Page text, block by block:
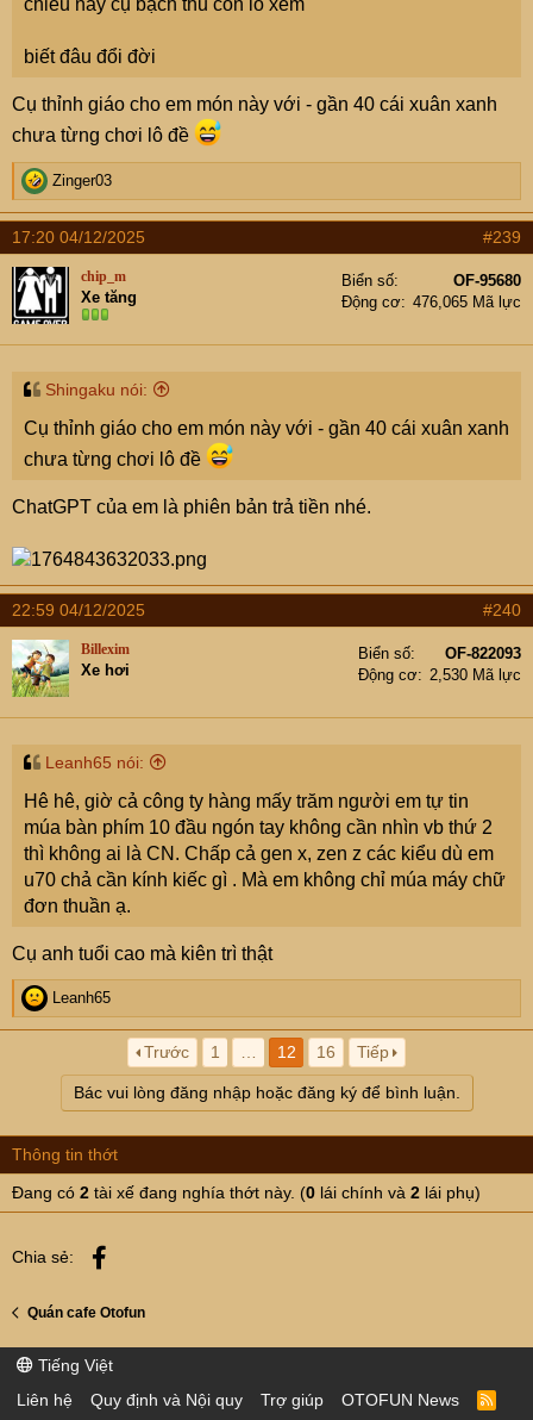
chiều nay cụ bạch thủ con lô xem
biết đâu đổi đời
Cụ thỉnh giáo cho em món này với - gần 40 cái xuân xanh
chưa từng chơi lô đề
R
e
a
c
t
i
n
s
Zinger03
17:20 04/12/2025 #239
chip_m
Xe tăng
Biển số
OF-95680
Động cơ
476,065 Mã lực
Shingaku nói:
Cụ thỉnh giáo cho em món này với - gần 40 cái xuân xanh
chưa từng chơi lô đề
ChatGPT của em là phiên bản trả tiền nhé.
22:59 04/12/2025 #240
Billexim
Xe hơi
Biển số
OF-822093
Động cơ
2,530 Mã lực
Leanh65 nói:
Hê hê, giờ cả công ty hàng mấy trăm người em tự tin
múa bàn phím 10 đầu ngón tay không cần nhìn vb thứ 2
thì không ai là CN. Chấp cả gen x, zen z các kiểu dù em
u70 chả cần kính kiếc gì . Mà em không chỉ múa máy chữ
đơn thuần ạ.
Cụ anh tuổi cao mà kiên trì thật
R
e
s
Leanh65
Trước 1 … 12 16 Tiếp
Bác vui lòng đăng nhập hoặc đăng ký để bình luận.
Thông tin thớt
Đang có 2 tài xế đang nghía thớt này. (0 lái chính và 2 lái phụ)
Chia sẻ:
Quán cafe Otofun
Tiếng Việt
Liên hệ
Quy định và Nội quy Trợ giúp OTOFUN News
R